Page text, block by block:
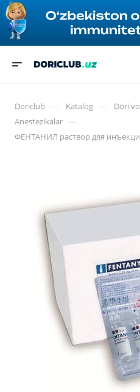
Doriclub — Katalog — Dori
Anestezikalar —
ФЕНТАНИЛ раствор для